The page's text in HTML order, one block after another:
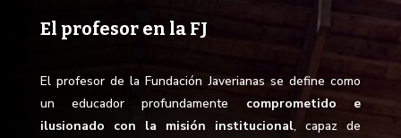
El profesor en la FJ
El profesor de la Fundación Javerianas se define como
un educador profundamente
comprometido e
ilusionado con la misión institucional, capaz de